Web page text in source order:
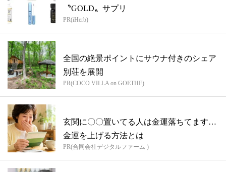
〝GOLD〟サプリ
PR(iHerb)
全国の絶景ポイントにサウナ付きのシェア
別荘を展開
PR(COCO VILLA on GOETHE)
玄関に〇〇置いてる人は金運落ちてます…
金運を上げる方法とは
PR(合同会社デジタルファーム )